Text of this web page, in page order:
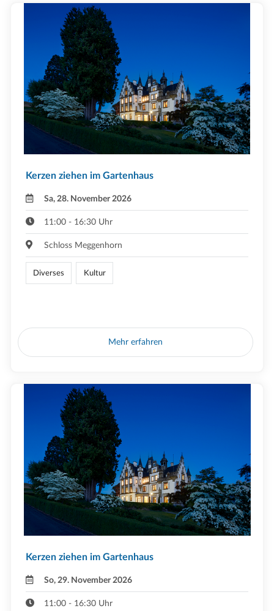
Kerzen ziehen im Gartenhaus
Sa, 28. November 2026
11:00 - 16:30 Uhr
Schloss Meggenhorn
Diverses Kultur
Mehr erfahren
Kerzen ziehen im Gartenhaus
So, 29. November 2026
11:00 - 16:30 Uhr